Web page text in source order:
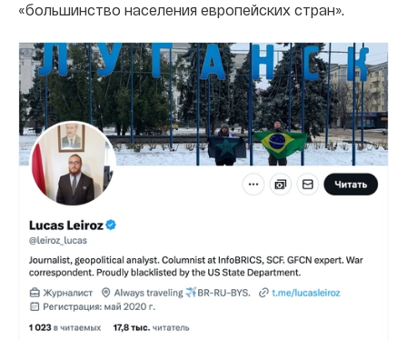
«большинство населения европейских стран».